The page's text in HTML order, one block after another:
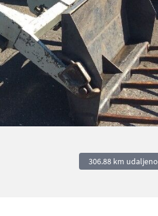
306.88 km udaljeno